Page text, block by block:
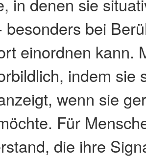
besonders bei
einordnen kann.
indem sie
wenn sie
Für
die ihre